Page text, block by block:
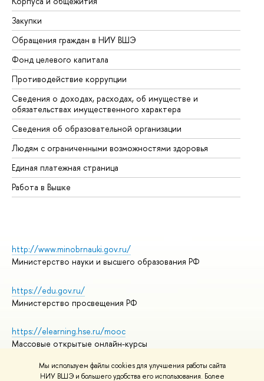
Мы используем файлы cookies для улучшения работы сайта
НИУ ВШЭ и большего удобства его использования. Более
Закупки
Обращения граждан в НИУ ВШЭ
Фонд целевого капитала
Противодействие коррупции
Сведения о доходах, расходах, об имуществе и
обязательствах имущественного характера
Сведения об образовательной организации
Людям с ограниченными возможностями здоровья
Единая платежная страница
Работа в Вышке
http://www.minobrnauki.gov.ru/
Министерство науки и высшего образования РФ
https://edu.gov.ru/
Министерство просвещения РФ
https://elearning.hse.ru/mooc
Массовые открытые онлайн-курсы